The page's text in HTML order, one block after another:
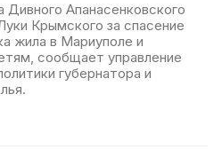
Дивного Апанасенковского
Крымского за спасение
жила в Мариуполе и
сообщает управление
губернатора и